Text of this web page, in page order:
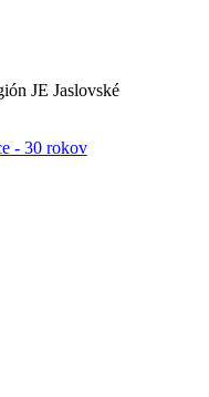
JE Jaslovské